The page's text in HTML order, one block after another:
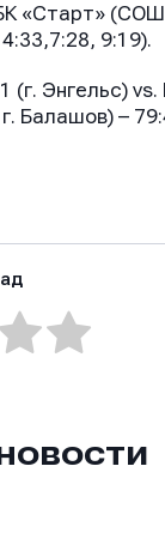
«Старт»
9:19).
Энгельс) vs.
Балашов) –